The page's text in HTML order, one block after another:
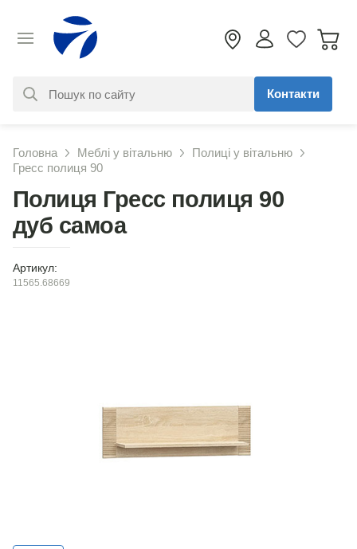
знайдено. Уточніть свій запит
Контакти
Головна Меблі у вітальню
Полиці у вітальню
Гресс полиця 90
Полиця Гресс полиця 90
дуб самоа
Артикул:
11565.68669